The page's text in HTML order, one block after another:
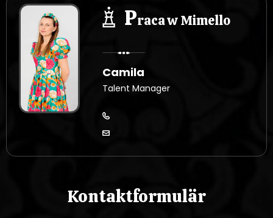
Praca w Mimello
Camila
Talent Manager
Kontaktformulär